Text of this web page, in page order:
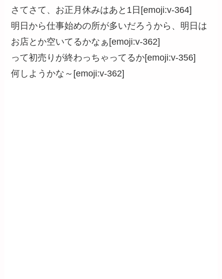
さてさて、お正月休みはあと1日[emoji:v-364]
明日から仕事始めの所が多いだろうから、明日は
お店とか空いてるかなぁ[emoji:v-362]
って初売りが終わっちゃってるか[emoji:v-356]
何しようかな～[emoji:v-362]